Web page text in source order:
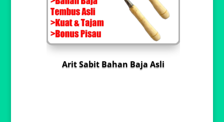
Arit Sabit Bahan Baja Asli